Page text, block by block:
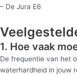
– De Jura E6
1. Hoe vaak
De frequentie van het
waterhardheid in jouw